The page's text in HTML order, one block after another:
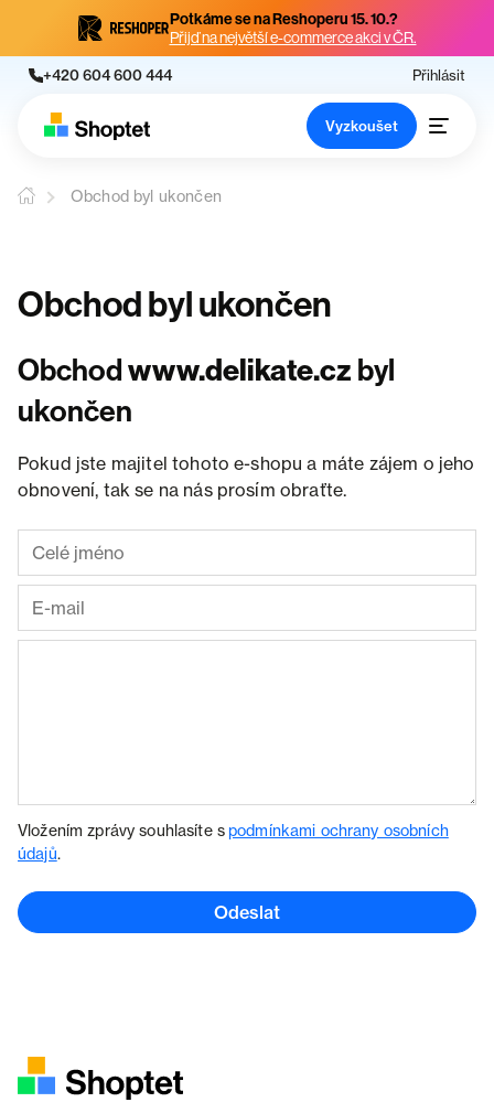
Potkáme se na Reshoperu 15. 10.?
Přijď na největší e-commerce akci v ČR.
+420 604 600 444 Přihlásit
Vyzkoušet
Obchod byl ukončen
Obchod byl ukončen
Obchodwww.delikate.cz byl
ukončen
Pokud jste majitel tohoto e-shopu a máte zájem o jeho
obnovení, tak se na nás prosím obraťte.
Vložením zprávy souhlasíte spodmínkami ochrany osobních
údajů.
Odeslat